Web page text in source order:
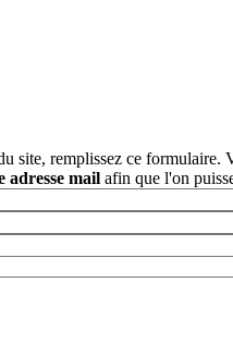
site, remplissez ce formulaire.
adresse mail afin que l'on